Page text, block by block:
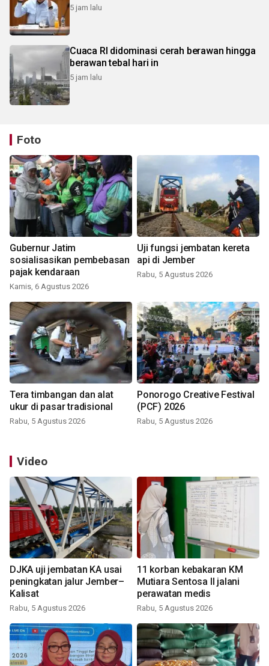
5 jam lalu
Cuaca RI didominasi cerah berawan hingga
berawan tebal hari in
5 jam lalu
Foto
Gubernur Jatim
sosialisasikan pembebasan
pajak kendaraan
Kamis, 6 Agustus 2026
Uji fungsi jembatan kereta
api di Jember
Rabu, 5 Agustus 2026
Tera timbangan dan alat
ukur di pasar tradisional
Rabu, 5 Agustus 2026
Ponorogo Creative Festival
(PCF) 2026
Rabu, 5 Agustus 2026
Video
DJKA uji jembatan KA usai
peningkatan jalur Jember–
Kalisat
Rabu, 5 Agustus 2026
11 korban kebakaran KM
Mutiara Sentosa II jalani
perawatan medis
Rabu, 5 Agustus 2026